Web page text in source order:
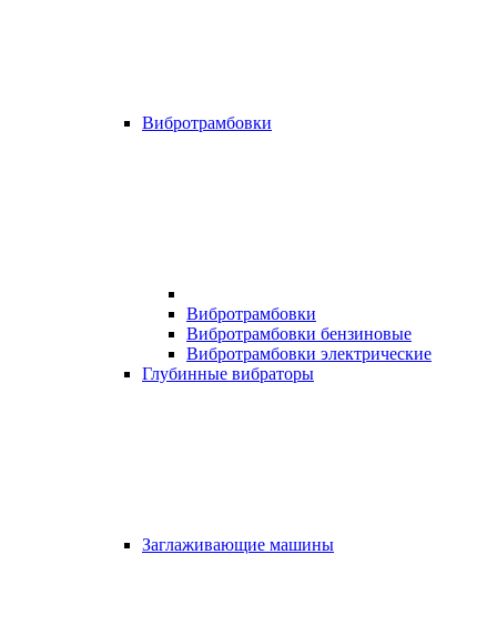
Вибротрамбовки
Вибротрамбовки
Вибротрамбовки бензиновые
Вибротрамбовки электрические
Глубинные вибраторы
Заглаживающие машины